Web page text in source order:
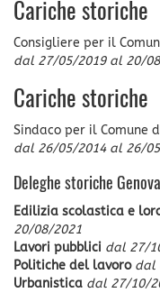
Cariche storiche
Consigliere per il
dal 27/05/2019al 20/
Cariche storiche
Sindaco per il Comune
dal 26/05/2014al 26/
Deleghe storiche
Edilizia scolastica e
20/08/2021
Lavori pubblici dal 27/
Politiche del lavoro dal
Urbanistica dal 27/10/